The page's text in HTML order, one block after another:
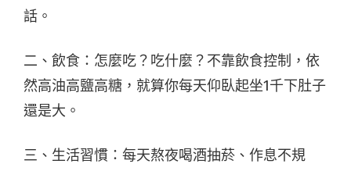
話。
二、飲食：怎麼吃？吃什麼？不靠飲食控制，依
然高油高鹽高糖，就算你每天仰臥起坐1千下肚子
還是大。
三、生活習慣：每天熬夜喝酒抽菸、作息不規